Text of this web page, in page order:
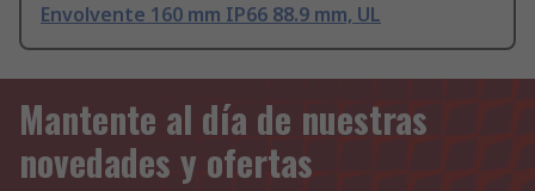
Envolvente 160 mm IP66 88.9 mm, UL
Mantente al día de nuestras
novedades y ofertas